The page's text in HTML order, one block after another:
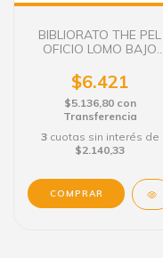
BIBLIORATO THE PEL
OFICIO LOMO BAJO
$6.421
$5.136,80 con
Transferencia
3 cuotas sin interés de
$2.140,33
COMPRAR